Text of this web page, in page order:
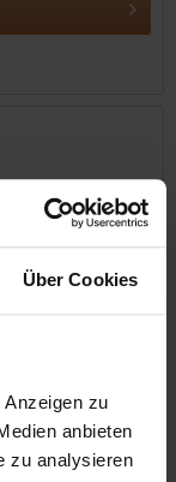
Über Cookies
zu
anbieten
zu analysieren
Ultimatives